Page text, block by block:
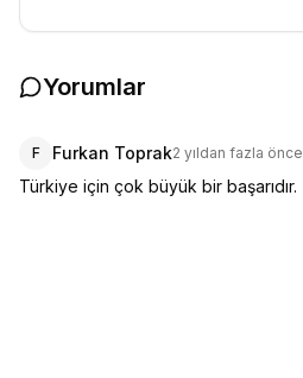
Yorumlar
F Furkan Toprak2 yıldan fazla önce
Türkiye için çok büyük bir başarıdır.